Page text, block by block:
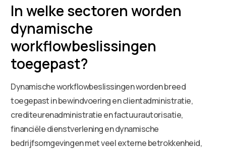
In welke sectoren worden
dynamische
workflowbeslissingen
toegepast?
Dynamische workflowbeslissingen worden breed
toegepast in bewindvoering en clientadministratie,
crediteurenadministratie en factuurautorisatie,
financiële dienstverlening en dynamische
bedrijfsomgevingen met veel externe betrokkenheid,